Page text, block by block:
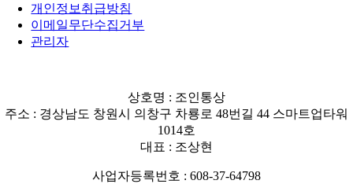
개인정보취급방침
이메일무단수집거부
관리자
상호명 : 조인통상
주소 : 경상남도 창원시 의창구 차룡로 48번길 44 스마트업타워
1014호
대표 : 조상현
사업자등록번호 : 608-37-64798